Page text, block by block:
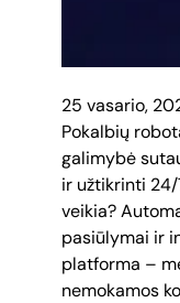
25 vasario,
Pokalbių
galimybė
ir užtikrinti
veikia?
pasiūlymai ir
platforma –
nemokamos